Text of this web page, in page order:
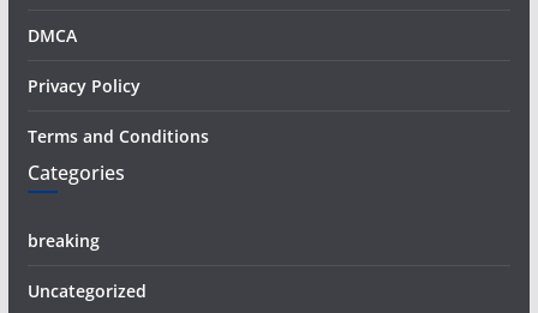
DMCA
Privacy Policy
Terms and Conditions
Categories
breaking
Uncategorized